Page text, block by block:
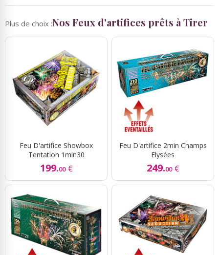
Plus de choix :Nos Feux d'artifices prêts à Tirer
Feu D'artifice Showbox
Tentation 1min30
199.00 €
Feu D'artifice 2min Champs
Elysées
249.00 €